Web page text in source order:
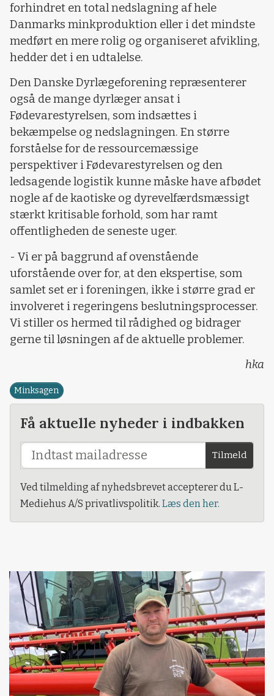
forhindret en total nedslagning af hele
Danmarks minkproduktion eller i det mindste
medført en mere rolig og organiseret afvikling,
hedder det i en udtalelse.
Den Danske Dyrlægeforening repræsenterer
også de mange dyrlæger ansat i
Fødevarestyrelsen, som indsættes i
bekæmpelse og nedslagningen. En større
forståelse for de ressourcemæssige
perspektiver i Fødevarestyrelsen og den
ledsagende logistik kunne måske have afbødet
nogle af de kaotiske og dyrevelfærdsmæssigt
stærkt kritisable forhold, som har ramt
offentligheden de seneste uger.
- Vi er på baggrund af ovenstående
uforstående over for, at den ekspertise, som
samlet set er i foreningen, ikke i større grad er
involveret i regeringens beslutningsprocesser.
Vi stiller os hermed til rådighed og bidrager
gerne til løsningen af de aktuelle problemer.
hka
Minksagen
Få aktuelle nyheder i indbakken
Tilmeld
Ved tilmelding af nyhedsbrevet accepterer du L-
Mediehus A/S privatlivspolitik. Læs den her.